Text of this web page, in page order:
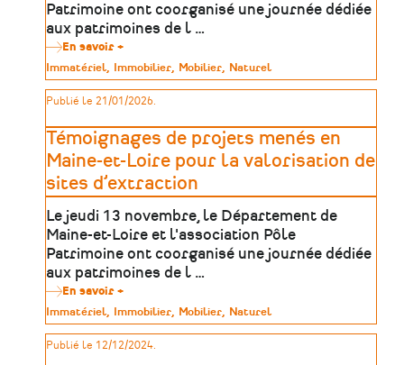
Patrimoine ont coorganisé une journée dédiée
aux patrimoines de l …
En savoir +
Table
ronde
dédiée
à
protection
et
valorisation
des
patrimoines
de
l’extraction
Type
de
patrimoine
Immatériel Immobilier Mobilier Naturel
Publié le 21/01/2026.
Témoignages de projets menés en
Maine-et-Loire pour la valorisation de
sites d’extraction
Le jeudi 13 novembre, le Département de
Maine-et-Loire et l'association Pôle
Patrimoine ont coorganisé une journée dédiée
aux patrimoines de l …
En savoir +
Témoignages
de
projets
menés
Type
de
patrimoine
Immatériel Immobilier Mobilier Naturel
Publié le 12/12/2024.